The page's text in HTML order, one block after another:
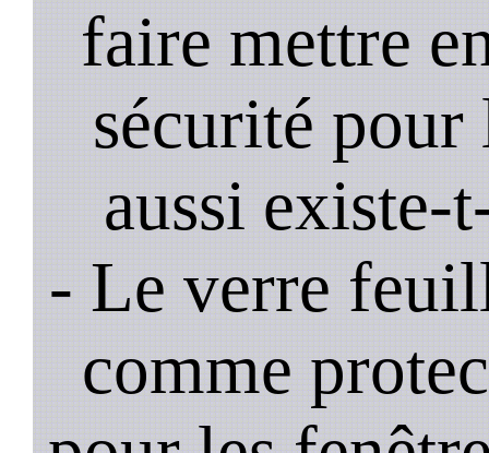
faire mettre
sécurité pour
aussi
- Le verre
comme